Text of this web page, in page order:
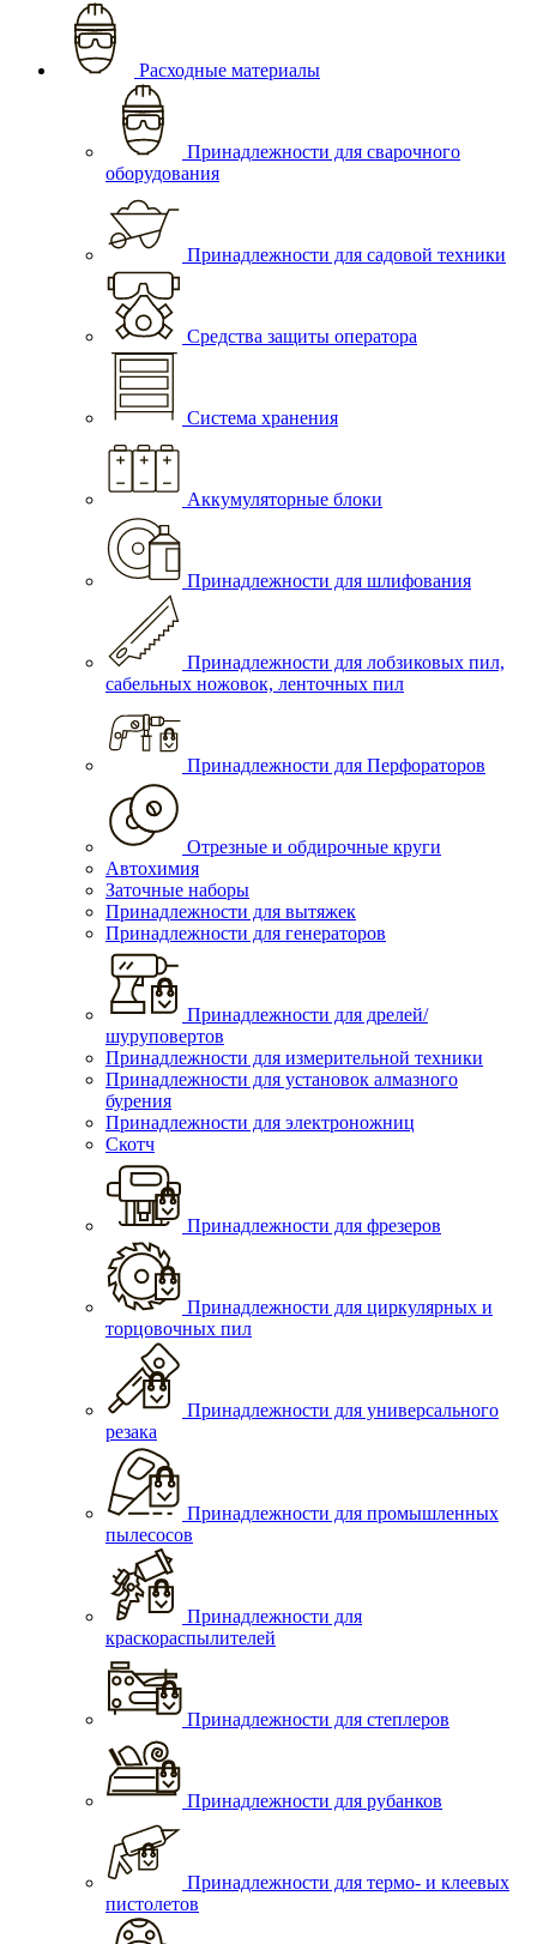
Расходные материалы
Принадлежности для сварочного
оборудования
Принадлежности для садовой техники
Средства защиты оператора
Система хранения
Аккумуляторные блоки
Принадлежности для шлифования
Принадлежности для лобзиковых пил,
сабельных ножовок, ленточных пил
Принадлежности для Перфораторов
Отрезные и обдирочные круги
Автохимия
Заточные наборы
Принадлежности для вытяжек
Принадлежности для генераторов
Принадлежности для дрелей/
шуруповертов
Принадлежности для измерительной техники
Принадлежности для установок алмазного
бурения
Принадлежности для электроножниц
Скотч
Принадлежности для фрезеров
Принадлежности для циркулярных и
торцовочных пил
Принадлежности для универсального
резака
Принадлежности для промышленных
пылесосов
Принадлежности для
краскораспылителей
Принадлежности для степлеров
Принадлежности для рубанков
Принадлежности для термо- и клеевых
пистолетов